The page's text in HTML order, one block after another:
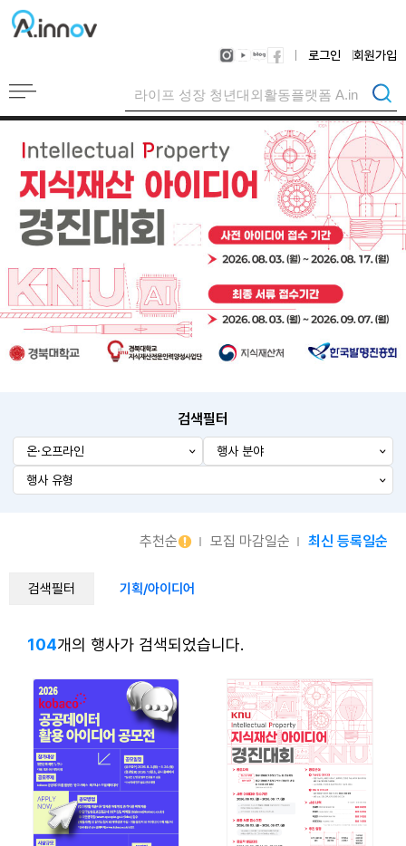
로그인 회원가입
검색필터
온·오프라인
행사 분야
행사 유형
추천순 모집 마감일순 최신 등록일순
검색필터 기획/아이디어
104개의 행사가 검색되었습니다.